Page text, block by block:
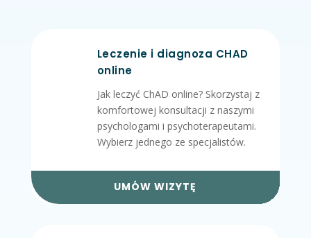
Leczenie i diagnoza CHAD
online
Jak leczyć ChAD online? Skorzystaj z
komfortowej konsultacji z naszymi
psychologami i psychoterapeutami.
Wybierz jednego ze specjalistów.
UMÓW WIZYTĘ